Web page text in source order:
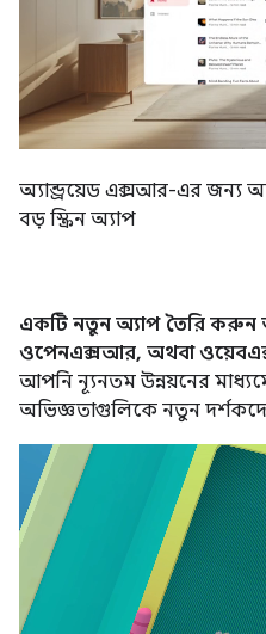
অ্যান্ড্রয়েড এক্সআর-এর জন্য
বড় স্ক্রিন অ্যাপ
একটি নতুন অ্যাপ তৈরি করুন
ওপেনএক্সআর, অথবা
আপনি ন্যূনতম উন্নয়নের
অভিজ্ঞতাগুলিকে নতুন